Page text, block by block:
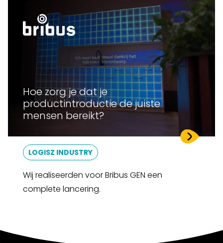
Hoe zorg je dat je
productintroductie de juiste
mensen bereikt?
LOGISZ INDUSTRY
Wij realiseerden voor Bribus GEN een
complete lancering.